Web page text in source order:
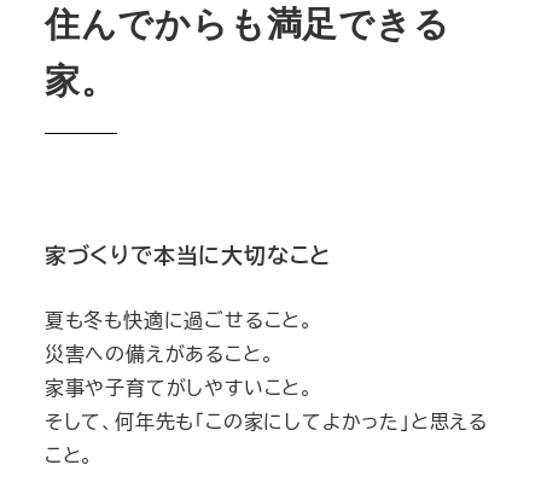
住んでからも満足できる
家。
家づくりで本当に大切なこと
夏も冬も快適に過ごせること。
災害への備えがあること。
家事や子育てがしやすいこと。
そして、何年先も「この家にしてよかった」と思える
こと。